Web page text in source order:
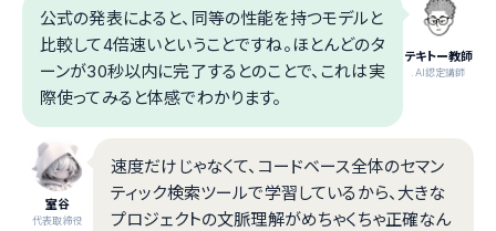
テキトー教師
.AI認定講師
公式の発表によると、同等の性能を持つモデルと
比較して4倍速いということですね。ほとんどのタ
ーンが30秒以内に完了するとのことで、これは実
際使ってみると体感でわかります。
室谷
代表取締役
速度だけじゃなくて、コードベース全体のセマン
ティック検索ツールで学習しているから、大きな
プロジェクトの文脈理解がめちゃくちゃ正確なん